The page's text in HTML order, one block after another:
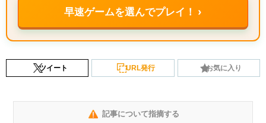
早速ゲームを選んでプレイ！ ›
ツイート URL発行 お気に入り
記事について指摘する